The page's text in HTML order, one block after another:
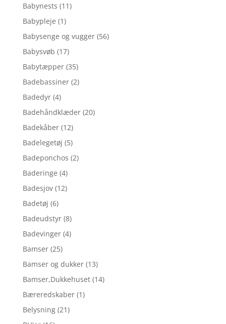
Babynests (11)
Babypleje (1)
Babysenge og vugger (56)
Babysvøb (17)
Babytæpper (35)
Badebassiner (2)
Badedyr (4)
Badehåndklæder (20)
Badekåber (12)
Badelegetøj (5)
Badeponchos (2)
Baderinge (4)
Badesjov (12)
Badetøj (6)
Badeudstyr (8)
Badevinger (4)
Bamser (25)
Bamser og dukker (13)
Bamser,Dukkehuset (14)
Bæreredskaber (1)
Belysning (21)